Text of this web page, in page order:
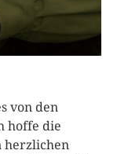
von den
hoffe die
herzlichen